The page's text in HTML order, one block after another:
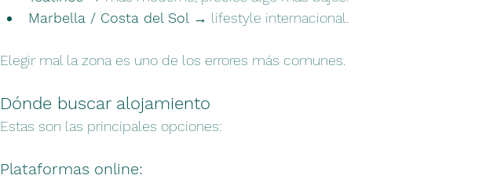
Marbella / Costa del Sol → lifestyle internacional.
Elegir mal la zona es uno de los errores más comunes.
Dónde buscar alojamiento
Estas son las principales opciones:
Plataformas online: